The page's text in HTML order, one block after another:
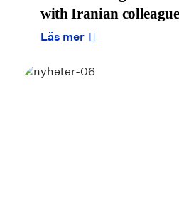
with Iranian
Läs mer